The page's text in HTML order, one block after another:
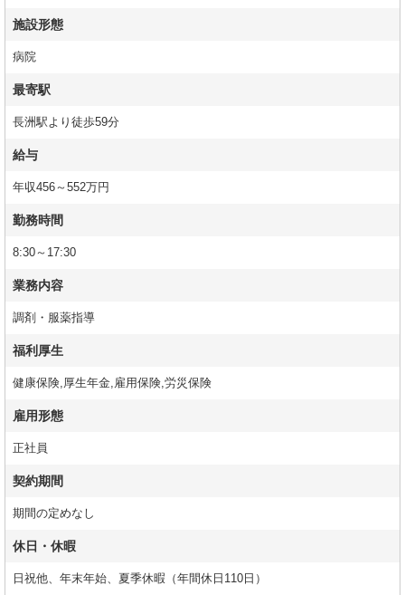
施設形態
病院
最寄駅
長洲駅より徒歩59分
給与
年収456～552万円
勤務時間
8:30～17:30
業務内容
調剤・服薬指導
福利厚生
健康保険,厚生年金,雇用保険,労災保険
雇用形態
正社員
契約期間
期間の定めなし
休日・休暇
日祝他、年末年始、夏季休暇（年間休日110日）